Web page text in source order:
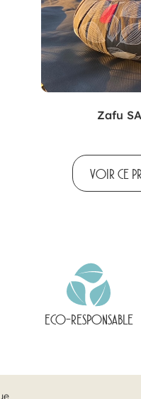
Zafu
VOIR CE
ECO-RESPONSABLE